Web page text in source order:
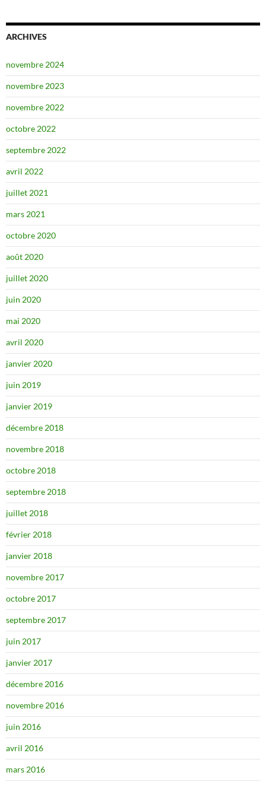
ARCHIVES
novembre 2024
novembre 2023
novembre 2022
octobre 2022
septembre 2022
avril 2022
juillet 2021
mars 2021
octobre 2020
août 2020
juillet 2020
juin 2020
mai 2020
avril 2020
janvier 2020
juin 2019
janvier 2019
décembre 2018
novembre 2018
octobre 2018
septembre 2018
juillet 2018
février 2018
janvier 2018
novembre 2017
octobre 2017
septembre 2017
juin 2017
janvier 2017
décembre 2016
novembre 2016
juin 2016
avril 2016
mars 2016